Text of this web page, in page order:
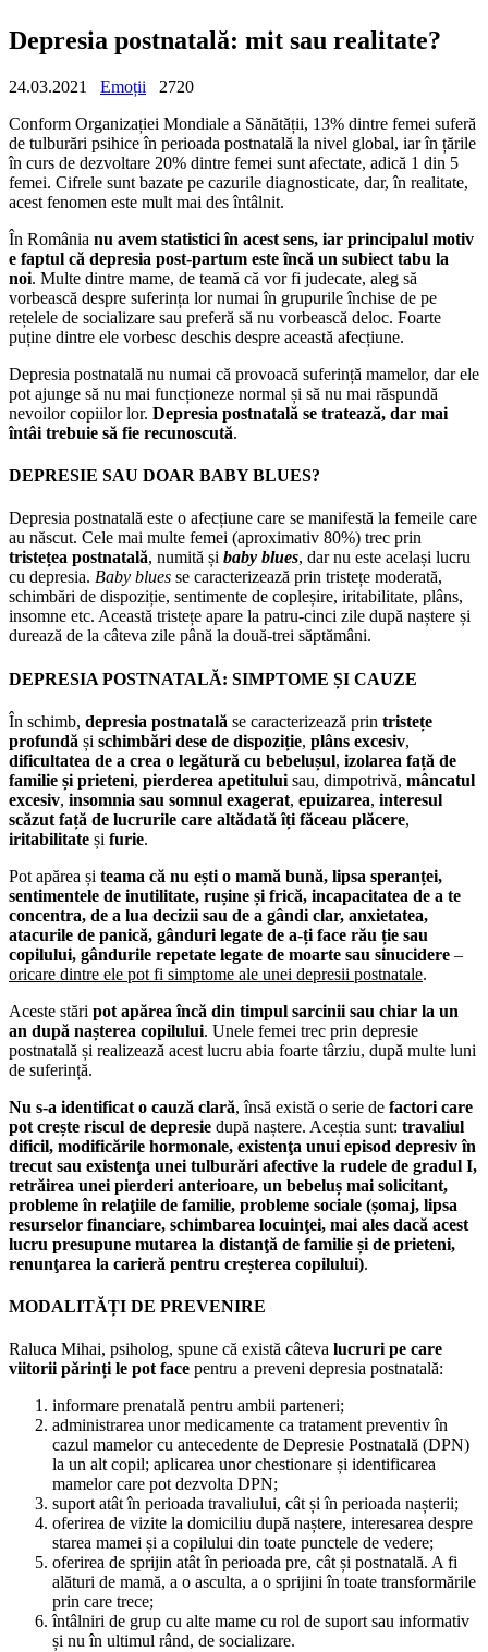
Depresia postnatală: mit sau realitate?
24.03.2021 Emoții
2720
Conform Organizației Mondiale a Sănătății, 13% dintre femei suferă
de tulburări psihice în perioada postnatală la nivel global, iar în țările
în curs de dezvoltare 20% dintre femei sunt afectate, adică 1 din 5
femei. Cifrele sunt bazate pe cazurile diagnosticate, dar, în realitate,
acest fenomen este mult mai des întâlnit.
În România nu avem statistici în acest sens, iar principalul motiv
e faptul că depresia post-partum este încă un subiect tabu la
noi. Multe dintre mame, de teamă că vor fi judecate, aleg să
vorbească despre suferința lor numai în grupurile închise de pe
rețelele de socializare sau preferă să nu vorbească deloc. Foarte
puține dintre ele vorbesc deschis despre această afecțiune.
Depresia postnatală nu numai că provoacă suferință mamelor, dar ele
pot ajunge să nu mai funcționeze normal și să nu mai răspundă
nevoilor copiilor lor. Depresia postnatală se tratează, dar mai
întâi trebuie să fie recunoscută.
DEPRESIE SAU DOAR BABY BLUES?
Depresia postnatală este o afecțiune care se manifestă la femeile care
au născut. Cele mai multe femei (aproximativ 80%) trec prin
tristețea postnatală, numită și baby blues, dar nu este același lucru
cu depresia. Baby blues se caracterizează prin tristețe moderată,
schimbări de dispoziție, sentimente de copleșire, iritabilitate, plâns,
insomne etc. Această tristețe apare la patru-cinci zile după naștere și
durează de la câteva zile până la două-trei săptămâni.
DEPRESIA POSTNATALĂ: SIMPTOME ȘI CAUZE
În schimb, depresia postnatală se caracterizează prin tristețe
profundă și schimbări dese de dispoziție, plâns excesiv,
dificultatea de a crea o legătură cu bebelușul, izolarea față de
familie și prieteni, pierderea apetitului sau, dimpotrivă, mâncatul
excesiv, insomnia sau somnul exagerat, epuizarea, interesul
scăzut față de lucrurile care altădată îți făceau plăcere,
iritabilitate și furie.
Pot apărea și teama că nu ești o mamă bună, lipsa speranței,
sentimentele de inutilitate, rușine și frică, incapacitatea de a te
concentra, de a lua decizii sau de a gândi clar, anxietatea,
atacurile de panică, gânduri legate de a-ți face rău ție sau
copilului, gândurile repetate legate de moarte sau sinucidere –
oricare dintre ele pot fi simptome ale unei depresii postnatale.
Aceste stări pot apărea încă din timpul sarcinii sau chiar la un
an după nașterea copilului. Unele femei trec prin depresie
postnatală și realizează acest lucru abia foarte târziu, după multe luni
de suferință.
Nu s-a identificat o cauză clară, însă există o serie de factori care
pot crește riscul de depresie după naștere. Aceștia sunt: travaliul
dificil, modificările hormonale, existenţa unui episod depresiv în
trecut sau existenţa unei tulburări afective la rudele de gradul I,
retrăirea unei pierderi anterioare, un bebeluș mai solicitant,
probleme în relaţiile de familie, probleme sociale (șomaj, lipsa
resurselor financiare, schimbarea locuinţei, mai ales dacă acest
lucru presupune mutarea la distanţă de familie și de prieteni,
renunţarea la carieră pentru creșterea copilului).
MODALITĂȚI DE PREVENIRE
Raluca Mihai, psiholog, spune că există câteva lucruri pe care
viitorii părinți le pot face pentru a preveni depresia postnatală:
informare prenatală pentru ambii parteneri;
administrarea unor medicamente ca tratament preventiv în
cazul mamelor cu antecedente de Depresie Postnatală (DPN)
la un alt copil; aplicarea unor chestionare și identificarea
mamelor care pot dezvolta DPN;
suport atât în perioada travaliului, cât și în perioada nașterii;
oferirea de vizite la domiciliu după naștere, interesarea despre
starea mamei și a copilului din toate punctele de vedere;
oferirea de sprijin atât în perioada pre, cât și postnatală. A fi
alături de mamă, a o asculta, a o sprijini în toate transformările
prin care trece;
întâlniri de grup cu alte mame cu rol de suport sau informativ
și nu în ultimul rând, de socializare.